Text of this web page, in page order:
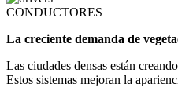
CONDUCTORES
La creciente demanda de
Las ciudades densas están
Estos sistemas mejoran la